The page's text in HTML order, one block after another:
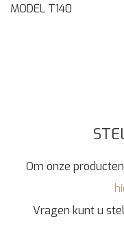
MODEL T140
Om onze
Vragen kunt u